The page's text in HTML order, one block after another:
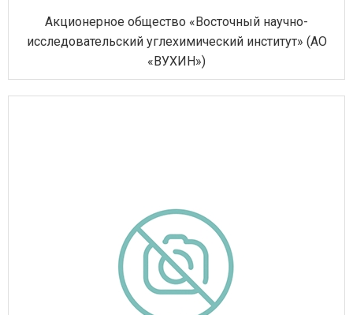
Акционерное общество «Восточный научно-
исследовательский углехимический институт» (АО
«ВУХИН»)